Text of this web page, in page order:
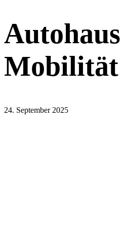
Mobilität
24. September 2025